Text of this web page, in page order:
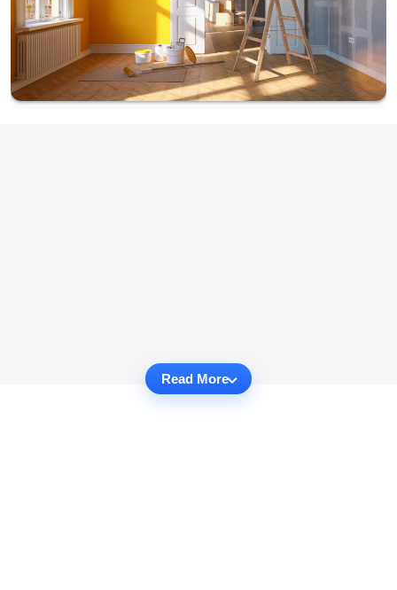
Read More